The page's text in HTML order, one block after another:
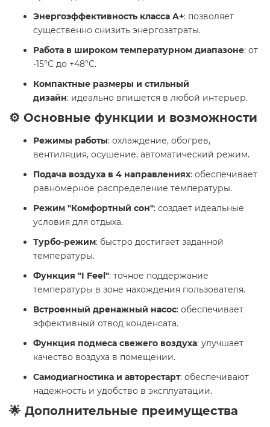
Энергоэффективность класса A+: позволяет
существенно снизить энергозатраты.
Работа в широком температурном диапазоне: от
-15°C до +48°C.
Компактные размеры и стильный
дизайн: идеально впишется в любой интерьер.
⚙️ Основные функции и возможности
Режимы работы: охлаждение, обогрев,
вентиляция, осушение, автоматический режим.
Подача воздуха в 4 направлениях: обеспечивает
равномерное распределение температуры.
Режим "Комфортный сон": создает идеальные
условия для отдыха.
Турбо-режим: быстро достигает заданной
температуры.
Функция "I Feel": точное поддержание
температуры в зоне нахождения пользователя.
Встроенный дренажный насос: обеспечивает
эффективный отвод конденсата.
Функция подмеса свежего воздуха: улучшает
качество воздуха в помещении.
Самодиагностика и авторестарт: обеспечивают
надежность и удобство в эксплуатации.
🌟 Дополнительные преимущества